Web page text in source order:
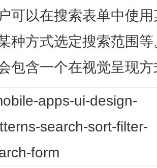
可以在搜索表单中使
种方式选定搜索范围
包含一个在视觉呈现